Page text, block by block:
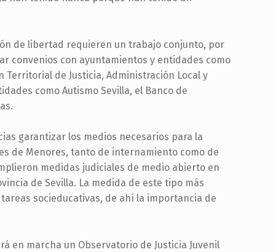
de libertad requieren un trabajo conjunto, por
convenios con ayuntamientos y entidades como
Territorial de Justicia, Administración Local y
como Autismo Sevilla, el Banco de
garantizar los medios necesarios para la
de Menores, tanto de internamiento como de
medidas judiciales de medio abierto en
de Sevilla. La medida de este tipo más
socieducativas, de ahí la importancia de
en marcha un Observatorio de Justicia Juvenil